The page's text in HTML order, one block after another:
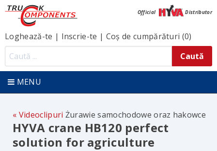
Official Distributor
Loghează-te | Inscrie-te | Coș de cumpărături (0)
MENU
Videoclipuri Żurawie samochodowe oraz hakowce
HYVA crane HB120 perfect
solution for agriculture